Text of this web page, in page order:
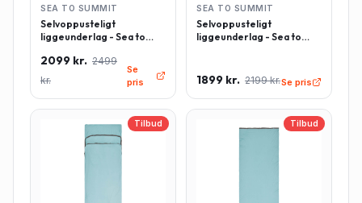
SEA TO SUMMIT
Selvoppusteligt
liggeunderlag - Sea to
Rektangulær - Large -
Grøn
2099 kr. 2499
kr.
Se
pris
SEA TO SUMMIT
Selvoppusteligt
liggeunderlag - Sea to
Grøn
1899 kr. 2199 kr.Se pris
Tilbud Tilbud